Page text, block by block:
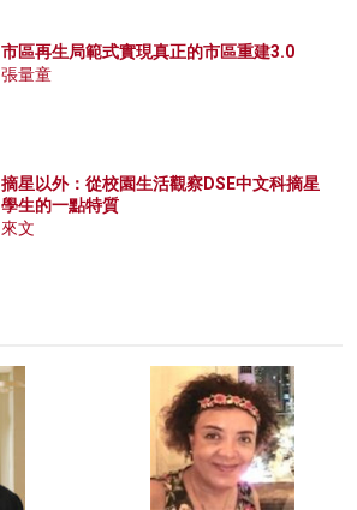
市區再生局範式實現真正的市區重建3.0
張量童
摘星以外：從校園生活觀察DSE中文科摘星
學生的一點特質
來文